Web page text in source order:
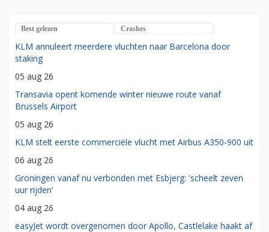
Best gelezen Crashes
KLM annuleert meerdere vluchten naar Barcelona door
staking
05 aug 26
Transavia opent komende winter nieuwe route vanaf
Brussels Airport
05 aug 26
KLM stelt eerste commerciële vlucht met Airbus A350-900 uit
06 aug 26
Groningen vanaf nu verbonden met Esbjerg: 'scheelt zeven
uur rijden'
04 aug 26
easyJet wordt overgenomen door Apollo, Castlelake haakt af